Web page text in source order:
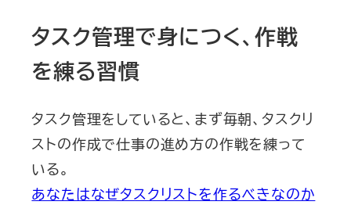
タスク管理で身につく、作戦
を練る習慣
タスク管理をしていると、まず毎朝、タスクリ
ストの作成で仕事の進め方の作戦を練って
いる。
あなたはなぜタスクリストを作るべきなのか